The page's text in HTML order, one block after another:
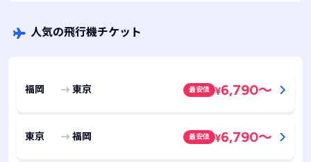
人気の飛行機チケット
福岡 東京 最安値 ¥6,790～
東京 福岡 最安値 ¥6,790～